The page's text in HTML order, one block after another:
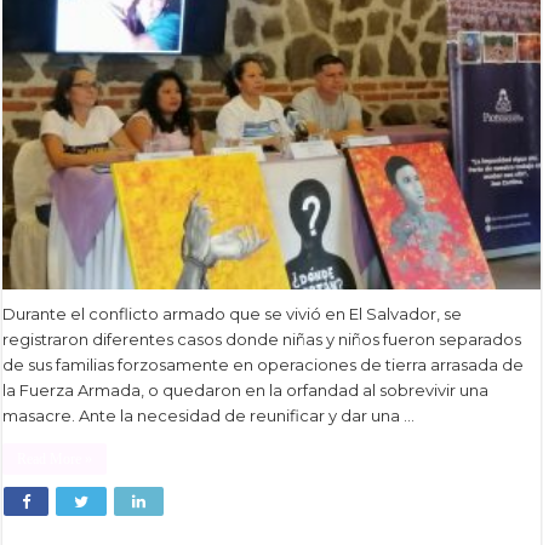
Durante el conflicto armado que se vivió en El Salvador, se
registraron diferentes casos donde niñas y niños fueron separados
de sus familias forzosamente en operaciones de tierra arrasada de
la Fuerza Armada, o quedaron en la orfandad al sobrevivir una
masacre. Ante la necesidad de reunificar y dar una …